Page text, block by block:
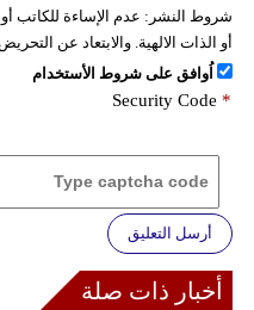
شروط النشر: عدم الإساءة للكاتب
أو الذات الالهية. والابتعاد عن
اُوافق على شروط الأستخدام
Security Code *
أرسل التعليق
أخبار ذات صلة